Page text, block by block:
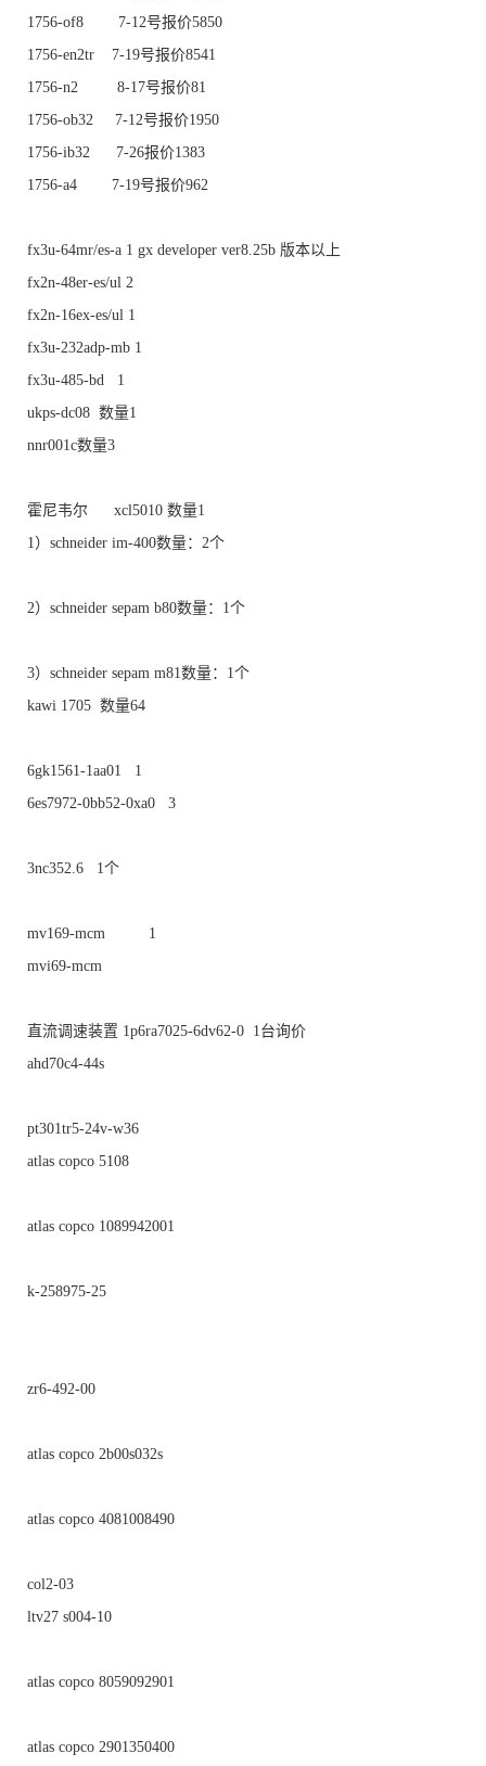
1756-of8 7-12号报价5850
1756-en2tr 7-19号报价8541
1756-n2 8-17号报价81
1756-ob32 7-12号报价1950
1756-ib32 7-26报价1383
1756-a4 7-19号报价962
fx3u-64mr/es-a 1 gx developer ver8.25b 版本以上
fx2n-48er-es/ul 2
fx2n-16ex-es/ul 1
fx3u-232adp-mb 1
fx3u-485-bd 1
ukps-dc08 数量1
nnr001c数量3
霍尼韦尔 xcl5010 数量1
1）schneider im-400数量：2个
2）schneider sepam b80数量：1个
3）schneider sepam m81数量：1个
kawi 1705 数量64
6gk1561-1aa01 1
6es7972-0bb52-0xa0 3
3nc352.6 1个
mv169-mcm 1
mvi69-mcm
直流调速装置 1p6ra7025-6dv62-0 1台询价
ahd70c4-44s
pt301tr5-24v-w36
atlas copco 5108
atlas copco 1089942001
k-258975-25
zr6-492-00
atlas copco 2b00s032s
atlas copco 4081008490
col2-03
ltv27 s004-10
atlas copco 8059092901
atlas copco 2901350400